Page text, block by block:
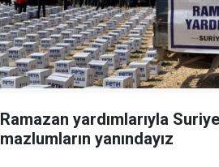
Ramazan yardımlarıyla
mazlumların yanındayız